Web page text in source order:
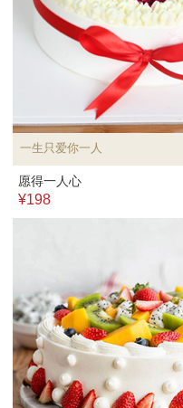
一生只爱你一人
愿得一人心
¥198